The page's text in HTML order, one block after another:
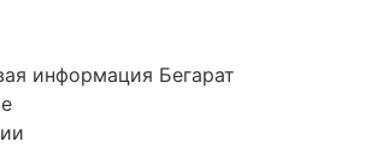
информация Бегарат